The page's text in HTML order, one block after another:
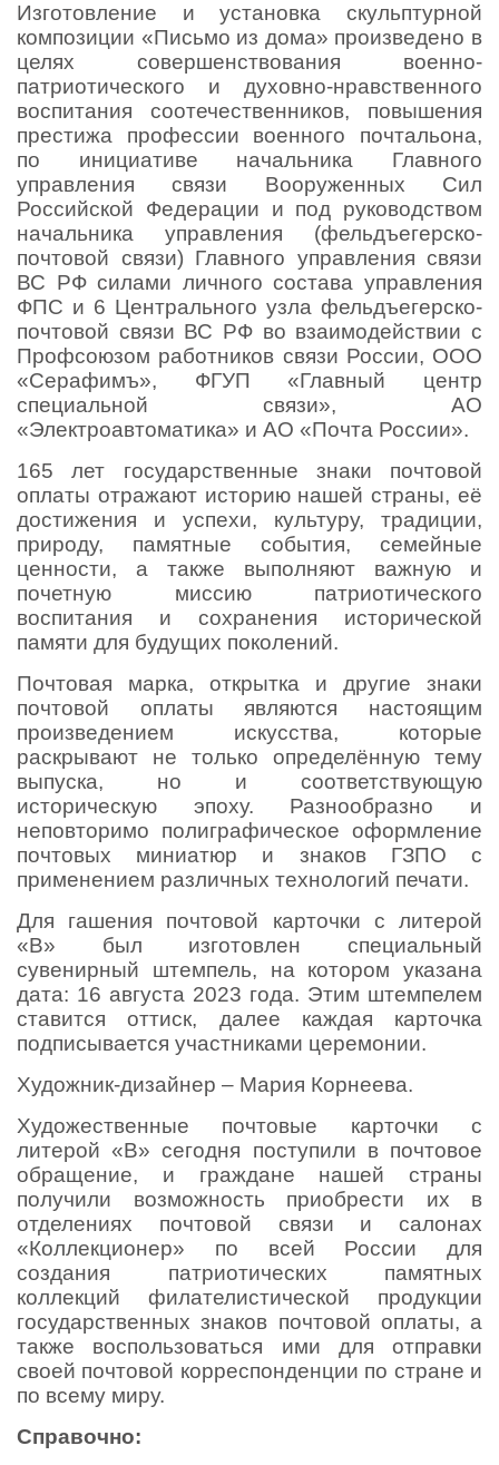
Изготовление и установка скульптурной
композиции «Письмо из дома» произведено в
целях совершенствования военно-
патриотического и духовно-нравственного
воспитания соотечественников, повышения
престижа профессии военного почтальона,
по инициативе начальника Главного
управления связи Вооруженных Сил
Российской Федерации и под руководством
начальника управления (фельдъегерско-
почтовой связи) Главного управления связи
ВС РФ силами личного состава управления
ФПС и 6 Центрального узла фельдъегерско-
почтовой связи ВС РФ во взаимодействии с
Профсоюзом работников связи России, ООО
«Серафимъ», ФГУП «Главный центр
специальной связи», АО
«Электроавтоматика» и АО «Почта России».
165 лет государственные знаки почтовой
оплаты отражают историю нашей страны, её
достижения и успехи, культуру, традиции,
природу, памятные события, семейные
ценности, а также выполняют важную и
почетную миссию патриотического
воспитания и сохранения исторической
памяти для будущих поколений.
Почтовая марка, открытка и другие знаки
почтовой оплаты являются настоящим
произведением искусства, которые
раскрывают не только определённую тему
выпуска, но и соответствующую
историческую эпоху. Разнообразно и
неповторимо полиграфическое оформление
почтовых миниатюр и знаков ГЗПО с
применением различных технологий печати.
Для гашения почтовой карточки с литерой
«В» был изготовлен специальный
сувенирный штемпель, на котором указана
дата: 16 августа 2023 года. Этим штемпелем
ставится оттиск, далее каждая карточка
подписывается участниками церемонии.
Художник-дизайнер – Мария Корнеева.
Художественные почтовые карточки с
литерой «В» сегодня поступили в почтовое
обращение, и граждане нашей страны
получили возможность приобрести их в
отделениях почтовой связи и салонах
«Коллекционер» по всей России для
создания патриотических памятных
коллекций филателистической продукции
государственных знаков почтовой оплаты, а
также воспользоваться ими для отправки
своей почтовой корреспонденции по стране и
по всему миру.
Справочно: